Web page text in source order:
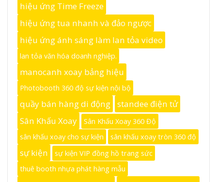
hiệu ứng Time Freeze
hiệu ứng tua nhanh và đảo ngược
hiệu ứng ánh sáng làm lan tỏa video
lan tỏa văn hóa doanh nghiệp.
manocanh xoay bảng hiệu
Photobooth 360 độ sự kiện nội bộ
quầy bán hàng di động
standee điện tử
Sân Khấu Xoay
Sân Khấu Xoay 360 Độ
sân khấu xoay cho sự kiện
sân khấu xoay tròn 360 độ
sự kiện
sự kiện VIP đồng hồ trang sức
thuê booth nhựa phát hàng mẫu